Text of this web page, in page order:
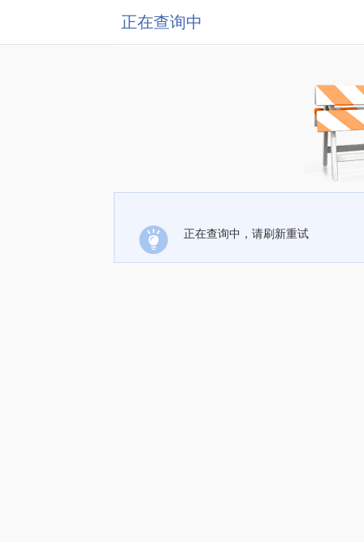
正在查询中
正在查询中，请刷新重试